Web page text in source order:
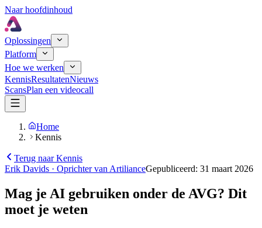
Naar hoofdinhoud
Oplossingen
Platform
Hoe we werken
KennisResultatenNieuws
ScansPlan een videocall
Home
Kennis
Terug naar Kennis
Erik Davids · Oprichter van ArtilianceGepubliceerd: 31 maart 2026
Mag je AI gebruiken onder de AVG? Dit
moet je weten